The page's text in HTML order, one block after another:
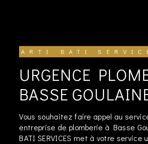
ARTI BATI
URGENCE PLOMBERIE À
BASSE
Vous souhaitez faire appel au service d’une
entreprise de plomberie à Basse
BATI SERVICES met à votre service